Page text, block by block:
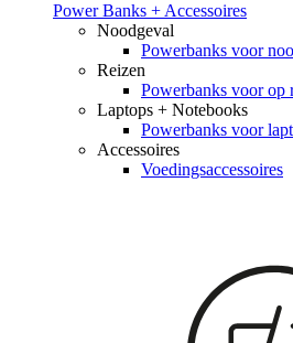
Power Banks + Accessoires
Noodgeval
Powerbanks voor
Reizen
Powerbanks voor op
Laptops + Notebooks
Powerbanks voor
Accessoires
Voedingsaccessoires